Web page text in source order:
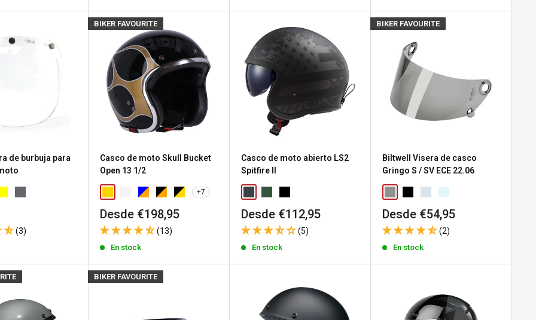
de burbuja para
(3)
BIKER FAVOURITE
Casco de moto Skull Bucket
Open 13 1/2
+7
Precio
de
venta
Desde €198,95
(13)
En stock
Casco de moto abierto LS2
Spitfire II
Precio
de
venta
Desde €112,95
(5)
En stock
BIKER FAVOURITE
Biltwell Visera de casco
Gringo S / SV ECE 22.06
Precio
de
venta
Desde €54,95
(2)
En stock
BIKER FAVOURITE